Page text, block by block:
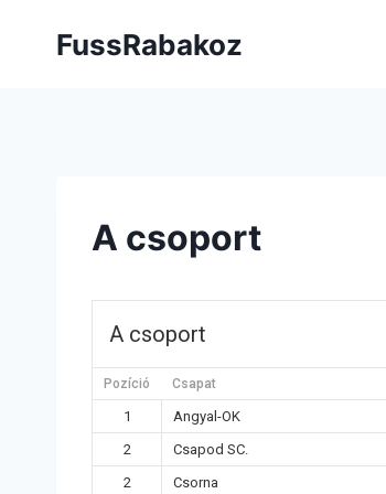
FussRabakoz
A csoport
A csoport
Pozíció Csapat
1 Angyal-OK
2
Csapod SC.
2
Csorna